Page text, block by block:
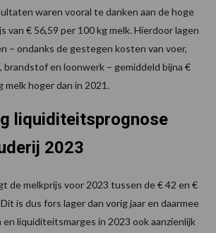
waren vooral te danken aan de hoge
van € 56,59 per 100 kg melk. Hierdoor lagen
– ondanks de gestegen kosten van voer,
en loonwerk – gemiddeld bijna €
melk hoger dan in 2021.
liquiditeitsprognose
2023
de melkprijs voor 2023 tussen de € 42 en €
is dus fors lager dan vorig jaar en daarmee
liquiditeitsmarges in 2023 ook aanzienlijk